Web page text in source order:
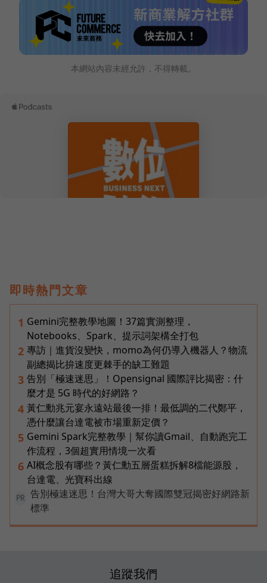
本網站內容未經允許，不得轉載。
即時熱門文章
1 Gemini完整教學地圖！37篇實測整理，
Notebooks、Spark、提示詞架構全打包
2 專訪｜進貨沒變快，momo為何仍導入機器人？物流
副總揭比拚速度更棘手的缺工難題
3 告別「極速迷思」！Opensignal 國際評比揭密：什
麼才是 5G 時代的好網路？
4 黃仁勳兆元宴永遠站最後一排！最低調的二代鄭平，
憑什麼讓台達電被市場重新定價？
5 Gemini Spark完整教學｜幫你讀Gmail、自動跑完工
作流程，3個超實用情境一次看
6 AI概念股有哪些？黃仁勳五層蛋糕拆解8檔能源股，
台達電、光寶科出線
PR
告別極速迷思！台灣大哥大奪國際雙冠揭密好網路新
標準
追蹤我們